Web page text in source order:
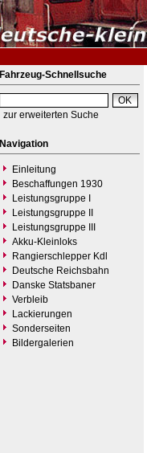
Fahrzeug-Schnellsuche
zur erweiterten Suche
Navigation
Einleitung
Beschaffungen 1930
Leistungsgruppe I
Leistungsgruppe II
Leistungsgruppe III
Akku-Kleinloks
Rangierschlepper Kdl
Deutsche Reichsbahn
Danske Statsbaner
Verbleib
Lackierungen
Sonderseiten
Bildergalerien